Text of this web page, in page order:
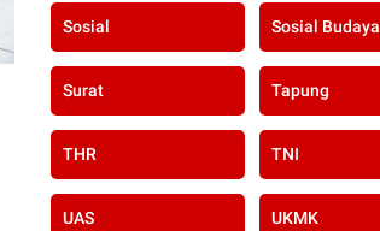
Sosial Sosial Budaya
Surat Tapung
THR TNI
UAS UKMK